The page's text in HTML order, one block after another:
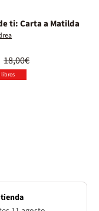
ti: Carta a Matilda
18,00€
libros